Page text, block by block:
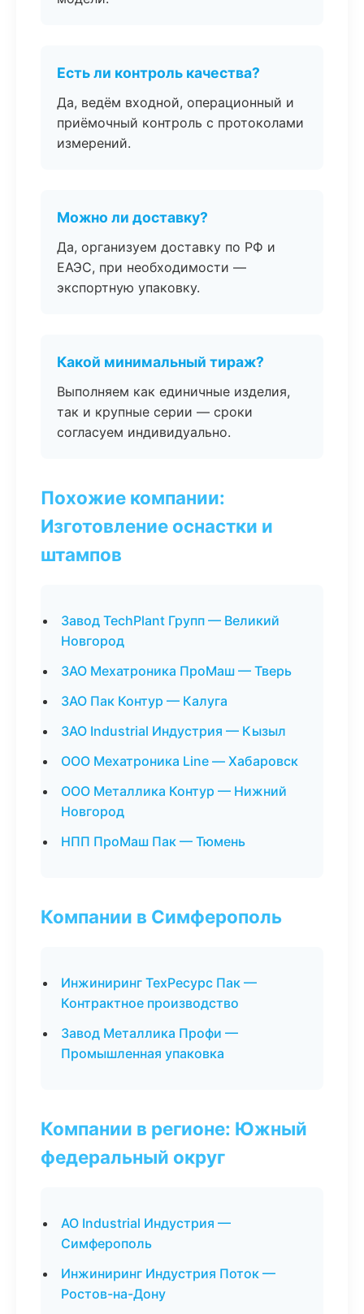
Есть ли контроль качества?
Да, ведём входной, операционный и
приёмочный контроль с протоколами
измерений.
Можно ли доставку?
Да, организуем доставку по РФ и
ЕАЭС, при необходимости —
экспортную упаковку.
Какой минимальный тираж?
Выполняем как единичные изделия,
так и крупные серии — сроки
согласуем индивидуально.
Похожие компании:
Изготовление оснастки и
штампов
Завод TechPlant Групп — Великий
Новгород
ЗАО Мехатроника ПроМаш — Тверь
ЗАО Пак Контур — Калуга
ЗАО Industrial Индустрия — Кызыл
ООО Мехатроника Line — Хабаровск
ООО Металлика Контур — Нижний
Новгород
НПП ПроМаш Пак — Тюмень
Компании в Симферополь
Инжиниринг ТехРесурс Пак —
Контрактное производство
Завод Металлика Профи —
Промышленная упаковка
Компании в регионе: Южный
федеральный округ
АО Industrial Индустрия —
Симферополь
Инжиниринг Индустрия Поток —
Ростов-на-Дону